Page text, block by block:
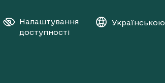
Налаштування
доступності
Українською